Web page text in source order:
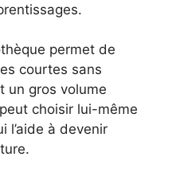
permet de
courtes sans
un gros volume
choisir lui-même
l’aide à devenir